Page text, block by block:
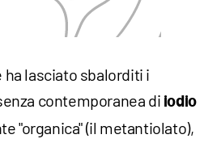
lasciato sbalorditi i
contemporanea di iodio
"organica" (il metantiolato),